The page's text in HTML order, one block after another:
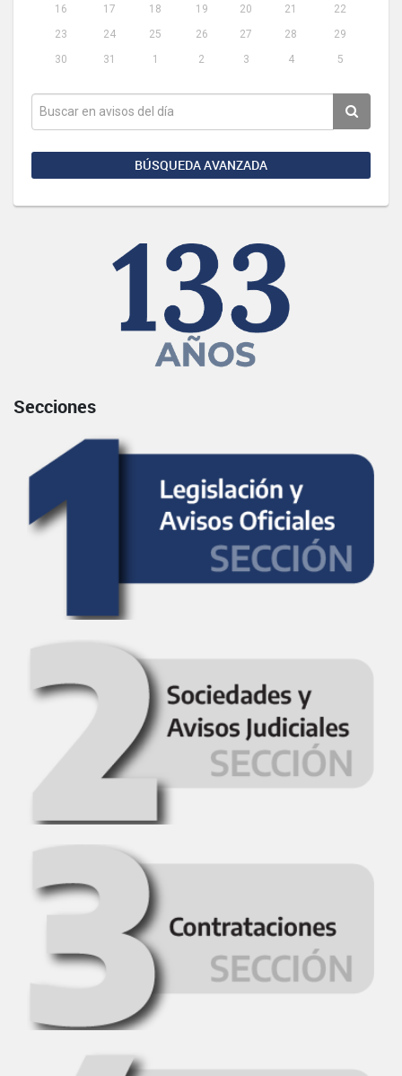
16
17 18 19 20 21
22
23
24 25 26 27 28
29
30
31 1 2 3 4 5
BÚSQUEDA AVANZADA
Secciones